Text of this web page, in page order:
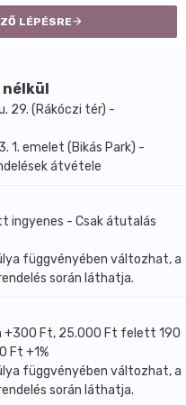
LÉPÉSRE
29. (Rákóczi tér) -
1. emelet (Bikás Park) -
átvétele
- Csak átutalás
függvényében változhat, a
során láthatja.
+300 Ft, 25.000 Ft felett 190
Ft +1%
függvényében változhat, a
során láthatja.